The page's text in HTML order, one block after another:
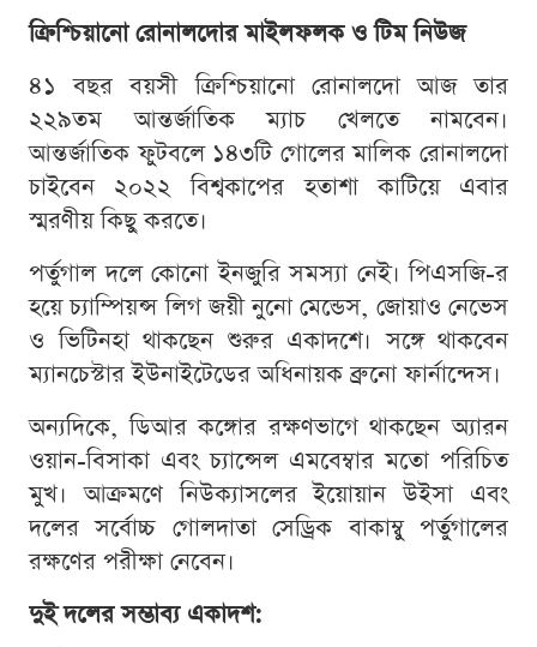
ক্রিশ্চিয়ানো রোনালদোর মাইলফলক ও টিম নিউজ
৪১ বছর বয়সী ক্রিশ্চিয়ানো রোনালদো আজ তার
২২৯তম আন্তর্জাতিক ম্যাচ খেলতে নামবেন।
আন্তর্জাতিক ফুটবলে ১৪৩টি গোলের মালিক রোনালদো
চাইবেন ২০২২ বিশ্বকাপের হতাশা কাটিয়ে এবার
স্মরণীয় কিছু করতে।
পর্তুগাল দলে কোনো ইনজুরি সমস্যা নেই। পিএসজি-র
হয়ে চ্যাম্পিয়ন্স লিগ জয়ী নুনো মেন্ডেস, জোয়াও নেভেস
ও ভিটিনহা থাকছেন শুরুর একাদশে। সঙ্গে থাকবেন
ম্যানচেস্টার ইউনাইটেডের অধিনায়ক ব্রুনো ফার্নান্দেস।
অন্যদিকে, ডিআর কঙ্গোর রক্ষণভাগে থাকছেন অ্যারন
ওয়ান-বিসাকা এবং চ্যান্সেল এমবেম্বার মতো পরিচিত
মুখ। আক্রমণে নিউক্যাসলের ইয়োয়ান উইসা এবং
দলের সর্বোচ্চ গোলদাতা সেড্রিক বাকাম্বু পর্তুগালের
রক্ষণের পরীক্ষা নেবেন।
দুই দলের সম্ভাব্য একাদশ: